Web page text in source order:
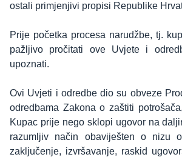
ostali primjenjivi propisi Republike
Prije početka procesa narudžbe, tj.
pažljivo pročitati ove Uvjete i
upoznati.
Ovi Uvjeti i odredbe dio su obveze
odredbama Zakona o zaštiti
Kupac prije nego sklopi ugovor na
razumljiv način obaviješten o nizu
zaključenje, izvršavanje, raskid